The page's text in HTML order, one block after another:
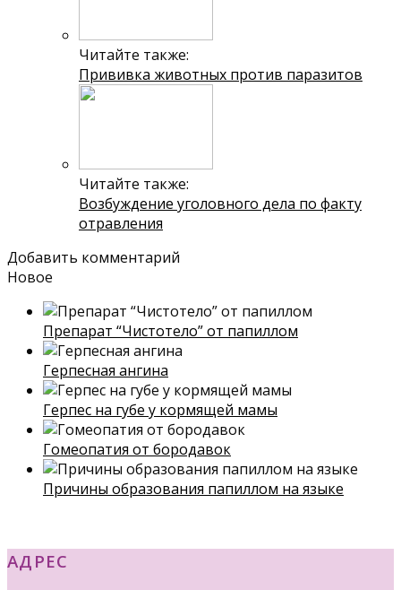
Читайте также:
Прививка животных против паразитов
Читайте также:
Возбуждение уголовного дела по факту
отравления
Добавить комментарий
Новое
Препарат “Чистотело” от папиллом
Герпесная ангина
Герпес на губе у кормящей мамы
Гомеопатия от бородавок
Причины образования папиллом на языке
АДРЕС